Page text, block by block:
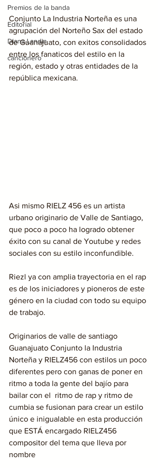
Premios de la banda
Editorial
Diana Landin
cancionero
Conjunto La Industria Norteña es una
agrupación del Norteño Sax del estado
de Guanajuato, con exitos consolidados
entre los fanaticos del estilo en la
región, estado y otras entidades de la
república mexicana.
Asi mismo RIELZ 456 es un artista
urbano originario de Valle de Santiago,
que poco a poco ha logrado obtener
éxito con su canal de Youtube y redes
sociales con su estilo inconfundible.
Riezl ya con amplia trayectoria en el rap
es de los iniciadores y pioneros de este
género en la ciudad con todo su equipo
de trabajo.
Originarios de valle de santiago
Guanajuato Conjunto la Industria
Norteña y RIELZ456 con estilos un poco
diferentes pero con ganas de poner en
ritmo a toda la gente del bajío para
bailar con el  ritmo de rap y ritmo de
cumbia se fusionan para crear un estilo
único e inigualable en esta producción
que ESTÁ encargado RIELZ456
compositor del tema que lleva por
nombre